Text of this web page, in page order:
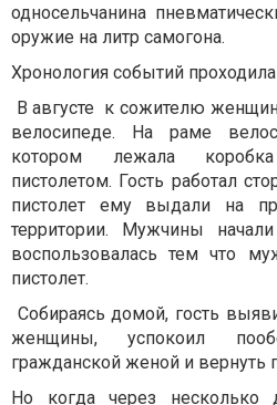
односельчанина
оружие на литр самогона.
Хронология событий проходила
В августе к сожителю
велосипеде. На раме
котором лежала
пистолетом. Гость работал
пистолет ему выдали на
территории. Мужчины
воспользовалась тем что
пистолет.
Собираясь домой, гость
женщины, успокоил
гражданской женой и вернуть
Но когда через несколько